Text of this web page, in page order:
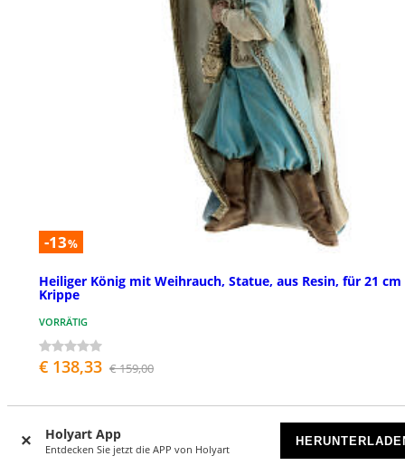
Holyart App
Entdecken Sie jetzt die APP von Holyart
-13%
Heiliger König mit Weihrauch, Statue, aus Resin, für 21 cm
Krippe
VORRÄTIG
€ 138,33 € 159,00